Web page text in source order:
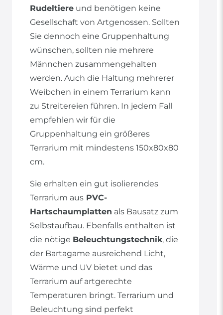
Rudeltiere und benötigen keine
Gesellschaft von Artgenossen. Sollten
Sie dennoch eine Gruppenhaltung
wünschen, sollten nie mehrere
Männchen zusammengehalten
werden. Auch die Haltung mehrerer
Weibchen in einem Terrarium kann
zu Streitereien führen. In jedem Fall
empfehlen wir für die
Gruppenhaltung ein größeres
Terrarium mit mindestens 150x80x80
cm.
Sie erhalten ein gut isolierendes
Terrarium aus PVC-
Hartschaumplatten als Bausatz zum
Selbstaufbau. Ebenfalls enthalten ist
die nötige Beleuchtungstechnik, die
der Bartagame ausreichend Licht,
Wärme und UV bietet und das
Terrarium auf artgerechte
Temperaturen bringt. Terrarium und
Beleuchtung sind perfekt